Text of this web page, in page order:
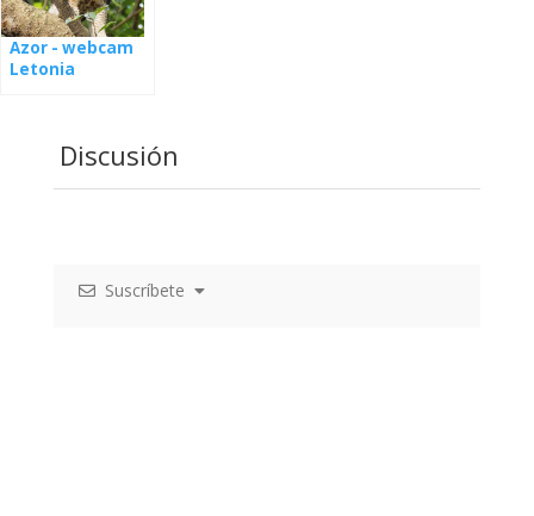
Azor - webcam
Letonia
Discusión
Suscríbete